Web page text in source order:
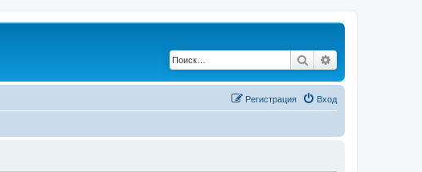
Поиск
Вход
Регистрация